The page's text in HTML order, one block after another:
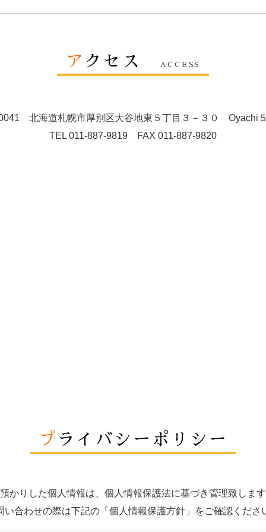
ア クセス ACCESS
北海道札幌市厚別区大谷地東５丁目３－３０ Oyachi
TEL 011-887-9819 FAX 011-887-9820
プ ライバシーポリシー
かりした個人情報は、個人情報保護法に基づき管理致しま
い合わせの際は下記の「個人情報保護方針」をご確認くださ